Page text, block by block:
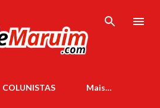
COLUNISTAS Mais…